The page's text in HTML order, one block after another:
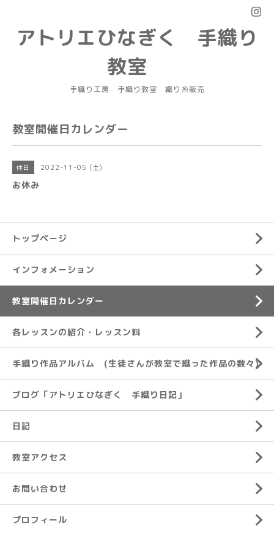
アトリエひなぎく 手織り
教室
手織り工房 手織り教室 織り糸販売
教室開催日カレンダー
休日 2022-11-05 (土)
お休み
トップページ
インフォメーション
教室開催日カレンダー
各レッスンの紹介・レッスン料
手織り作品アルバム (生徒さんが教室で織った作品の数々)
ブログ「アトリエひなぎく 手織り日記」
日記
教室アクセス
お問い合わせ
プロフィール